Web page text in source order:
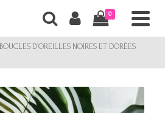
0
BOUCLES D’OREILLES NOIRES ET DORÉES